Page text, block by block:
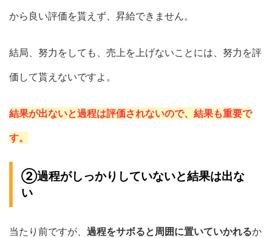
から良い評価を貰えず、昇給できません。
結局、努力をしても、売上を上げないことには、努力を評
価して貰えないですよ。
結果が出ないと過程は評価されないので、結果も重要で
す。
②過程がしっかりしていないと結果は出な
い
当たり前ですが、 過程をサボると周囲に置いていかれるか